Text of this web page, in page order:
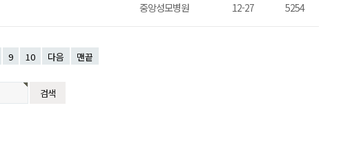
중앙성모병원 12-27 5254
9 10 다음 맨끝